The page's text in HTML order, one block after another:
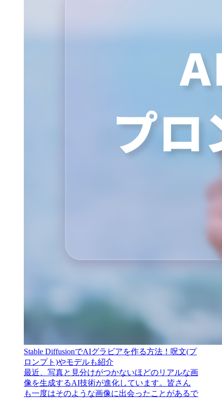
Stable DiffusionでAIグラビアを作る方法！呪文(プ
ロンプト)やモデルも紹介
最近、写真と見分けがつかないほどのリアルな画
像を生成するAI技術が進化しています。皆さん
も一度はそのような画像に出会ったことがあるで